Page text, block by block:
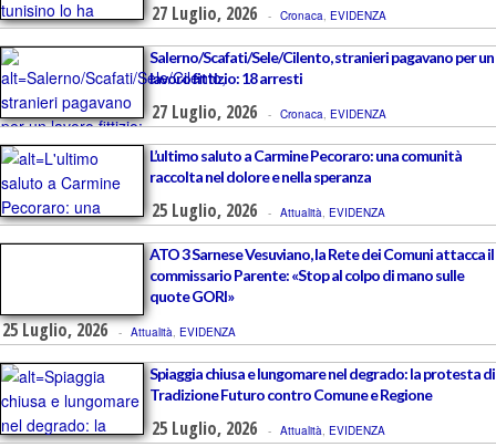
27 Luglio, 2026 - Cronaca, EVIDENZA
Salerno/Scafati/Sele/Cilento, stranieri pagavano per un
lavoro fittizio: 18 arresti
27 Luglio, 2026 - Cronaca, EVIDENZA
L’ultimo saluto a Carmine Pecoraro: una comunità
raccolta nel dolore e nella speranza
25 Luglio, 2026 - Attualità, EVIDENZA
ATO 3 Sarnese Vesuviano, la Rete dei Comuni attacca il
commissario Parente: «Stop al colpo di mano sulle
quote GORI»
25 Luglio, 2026 - Attualità, EVIDENZA
Spiaggia chiusa e lungomare nel degrado: la protesta di
Tradizione Futuro contro Comune e Regione
25 Luglio, 2026 - Attualità, EVIDENZA